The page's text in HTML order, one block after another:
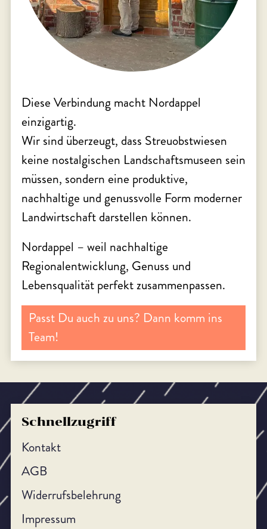
Diese Verbindung macht Nordappel
einzigartig.
Wir sind überzeugt, dass Streuobstwiesen
keine nostalgischen Landschaftsmuseen sein
müssen, sondern eine produktive,
nachhaltige und genussvolle Form moderner
Landwirtschaft darstellen können.
Nordappel – weil nachhaltige
Regionalentwicklung, Genuss und
Lebensqualität perfekt zusammenpassen.
Passt Du auch zu uns? Dann komm ins
Team!
Schnellzugriff
Kontakt
AGB
Widerrufsbelehrung
Impressum